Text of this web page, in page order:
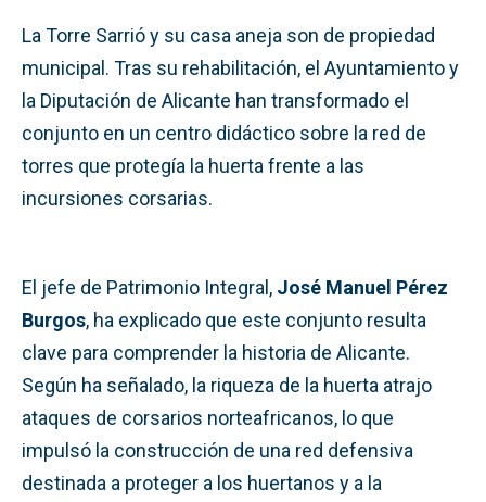
La Torre Sarrió y su casa aneja son de propiedad
municipal. Tras su rehabilitación, el Ayuntamiento y
la Diputación de Alicante han transformado el
conjunto en un centro didáctico sobre la red de
torres que protegía la huerta frente a las
incursiones corsarias.
El jefe de Patrimonio Integral, José Manuel Pérez
Burgos, ha explicado que este conjunto resulta
clave para comprender la historia de Alicante.
Según ha señalado, la riqueza de la huerta atrajo
ataques de corsarios norteafricanos, lo que
impulsó la construcción de una red defensiva
destinada a proteger a los huertanos y a la